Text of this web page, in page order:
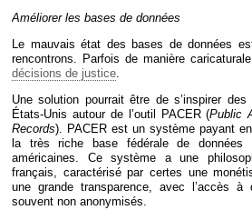
Améliorer les bases de données
Le mauvais état des bases de données
rencontrons. Parfois de manière
décisions de justice.
Une solution pourrait être de s’inspirer
États-Unis autour de l’outil PACER (Public
Records). PACER est un système payant
la très riche base fédérale de
américaines. Ce système a une
français, caractérisé par certes une
une grande transparence, avec l’accès à
souvent non anonymisés.